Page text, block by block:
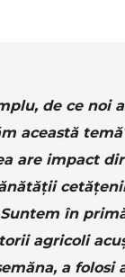
de ce noi
această
are impact
în
agricoli
a folosi